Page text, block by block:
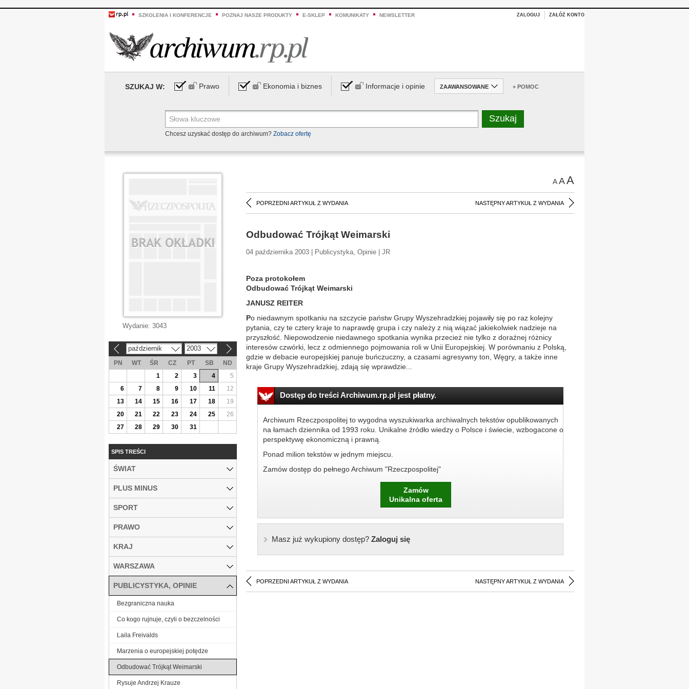
SZKOLENIA I KONFERENCJE POZNAJ NASZE PRODUKTY E-SKLEP KOMUNIKATY NEWSLETTER ZALOGUJ ZAŁÓŻ KONTO
SZUKAJ W: Prawo Ekonomia i biznes Informacje i opinie ZAAWANSOWANE + POMOC
Chcesz uzyskać dostęp do archiwum? Zobacz ofertę
AAA
POPRZEDNI ARTYKUŁ Z WYDANIA NASTĘPNY ARTYKUŁ Z WYDANIA
Odbudować Trójkąt Weimarski
04 października 2003 | Publicystyka, Opinie | JR
Poza protokołem
Odbudować Trójkąt Weimarski
JANUSZ REITER
Po niedawnym spotkaniu na szczycie państw Grupy Wyszehradzkiej pojawiły się po raz kolejny
pytania, czy te cztery kraje to naprawdę grupa i czy należy z nią wiązać jakiekolwiek nadzieje na
przyszłość. Niepowodzenie niedawnego spotkania wynika przecież nie tylko z doraźnej różnicy
interesów czwórki, lecz z odmiennego pojmowania roli w Unii Europejskiej. W porównaniu z Polską,
gdzie w debacie europejskiej panuje buńczuczny, a czasami agresywny ton, Węgry, a także inne
kraje Grupy Wyszehradzkiej, zdają się wprawdzie...
Dostęp do treści Archiwum.rp.pl jest płatny.
Archiwum Rzeczpospolitej to wygodna wyszukiwarka archiwalnych tekstów opublikowanych
na łamach dziennika od 1993 roku. Unikalne źródło wiedzy o Polsce i świecie, wzbogacone o
perspektywę ekonomiczną i prawną.
Ponad milion tekstów w jednym miejscu.
Zamów dostęp do pełnego Archiwum "Rzeczpospolitej"
Zamów
Unikalna oferta
Masz już wykupiony dostęp?Zaloguj się
POPRZEDNI ARTYKUŁ Z WYDANIA NASTĘPNY ARTYKUŁ Z WYDANIA
Wydanie: 3043
październik 2003
PN WT ŚR CZ PT SB
ND
1
2 3 4
5
6
7 8 9 10 11
12
13
14 15 16 17 18
19
20
21 22 23 24 25
26
27
28 29 30 31
SPIS TREŚCI
ŚWIAT
PLUS MINUS
SPORT
PRAWO
KRAJ
WARSZAWA
PUBLICYSTYKA, OPINIE
Bezgraniczna nauka
Co kogo rujnuje, czyli o bezczelności
Laila Freivalds
Marzenia o europejskiej potędze
Odbudować Trójkąt Weimarski
Rysuje Andrzej Krauze